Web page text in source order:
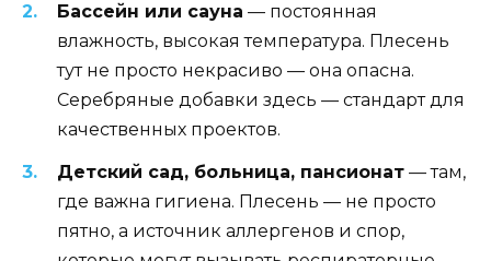
Бассейн или сауна — постоянная
влажность, высокая температура. Плесень
тут не просто некрасиво — она опасна.
Серебряные добавки здесь — стандарт для
качественных проектов.
Детский сад, больница, пансионат — там,
где важна гигиена. Плесень — не просто
пятно, а источник аллергенов и спор,